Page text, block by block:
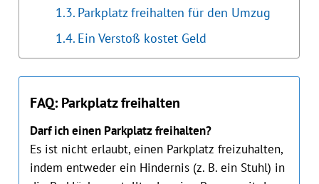
Parkplatz freihalten für den Umzug
Ein Verstoß kostet Geld
FAQ: Parkplatz freihalten
Darf ich einen Parkplatz freihalten?
Es ist nicht erlaubt, einen Parkplatz freizuhalten,
indem entweder ein Hindernis (z. B. ein Stuhl) in